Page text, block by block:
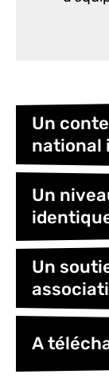
Un
national
Un
Un
A